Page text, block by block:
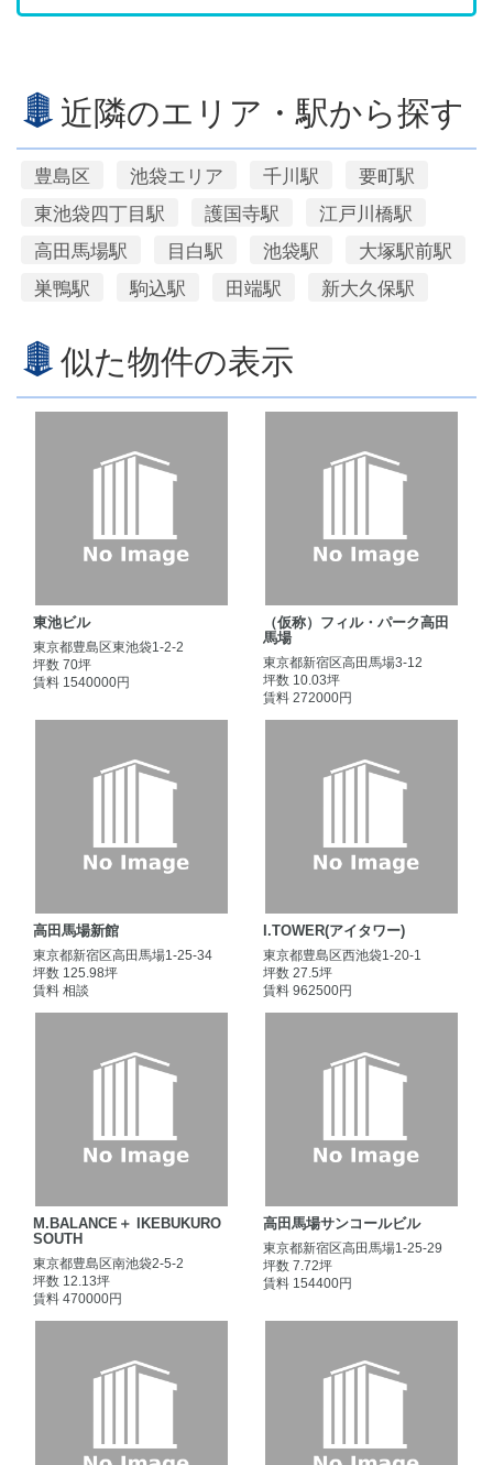
近隣のエリア・駅から探す
豊島区 池袋エリア 千川駅
要町駅
東池袋四丁目駅
護国寺駅
江戸川橋駅
高田馬場駅
目白駅 池袋駅
大塚駅前駅
巣鴨駅
駒込駅 田端駅 新大久保駅
似た物件の表示
東池ビル
東京都豊島区東池袋1-2-2
坪数 70坪
賃料 1540000円
（仮称）フィル・パーク高田
馬場
東京都新宿区高田馬場3-12
坪数 10.03坪
賃料 272000円
高田馬場新館
東京都新宿区高田馬場1-25-34
坪数 125.98坪
賃料 相談
I.TOWER(アイタワー)
東京都豊島区西池袋1-20-1
坪数 27.5坪
賃料 962500円
M.BALANCE＋ IKEBUKURO
SOUTH
東京都豊島区南池袋2-5-2
坪数 12.13坪
賃料 470000円
高田馬場サンコールビル
東京都新宿区高田馬場1-25-29
坪数 7.72坪
賃料 154400円